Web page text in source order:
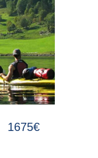
1675€